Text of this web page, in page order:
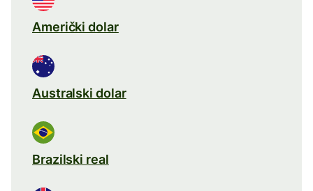
Američki dolar
Australski dolar
Brazilski real